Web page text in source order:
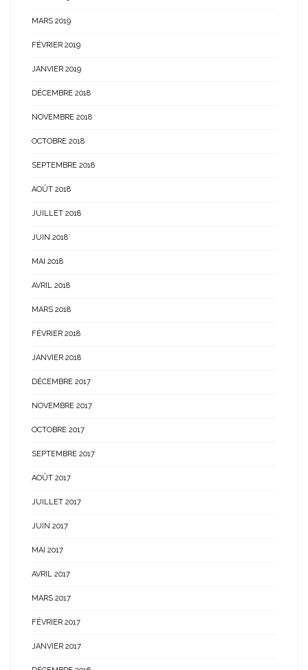
MARS 2019
FÉVRIER 2019
JANVIER 2019
DÉCEMBRE 2018
NOVEMBRE 2018
OCTOBRE 2018
SEPTEMBRE 2018
AOÛT 2018
JUILLET 2018
JUIN 2018
MAI 2018
AVRIL 2018
MARS 2018
FÉVRIER 2018
JANVIER 2018
DÉCEMBRE 2017
NOVEMBRE 2017
OCTOBRE 2017
SEPTEMBRE 2017
AOÛT 2017
JUILLET 2017
JUIN 2017
MAI 2017
AVRIL 2017
MARS 2017
FÉVRIER 2017
JANVIER 2017